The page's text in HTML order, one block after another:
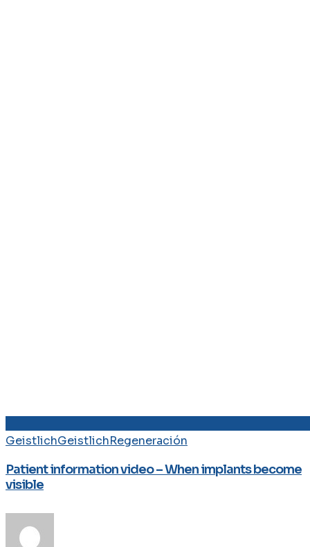
GeistlichGeistlichRegeneración
Patient information video – When implants become
visible